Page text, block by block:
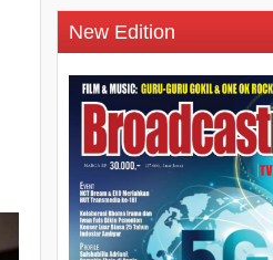
New Edition